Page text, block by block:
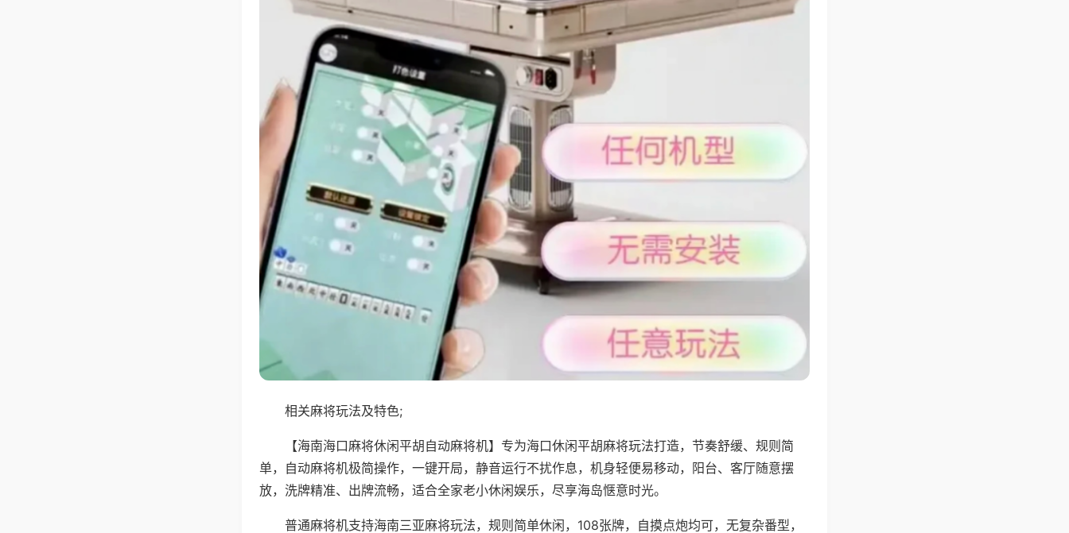
相关麻将玩法及特色;
【海南海口麻将休闲平胡自动麻将机】专为海口休闲平胡麻将玩法打造，节奏舒缓、规则简
单，自动麻将机极简操作，一键开局，静音运行不扰作息，机身轻便易移动，阳台、客厅随意摆
放，洗牌精准、出牌流畅，适合全家老小休闲娱乐，尽享海岛惬意时光。
普通麻将机支持海南三亚麻将玩法，规则简单休闲，108张牌，自摸点炮均可，无复杂番型，